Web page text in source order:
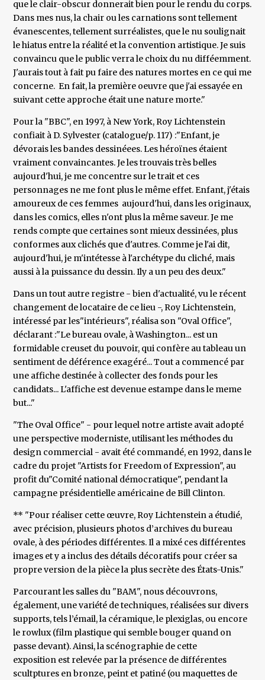
que le clair-obscur donnerait bien pour le rendu du corps.
Dans mes nus, la chair ou les carnations sont tellement
évanescentes, tellement surréalistes, que le nu soulignait
le hiatus entre la réalité et la convention artistique. Je suis
convaincu que le public verra le choix du nu difféemment.
J'aurais tout à fait pu faire des natures mortes en ce qui me
concerne. En fait, la première oeuvre que j'ai essayée en
suivant cette approche était une nature morte."
Pour la "BBC", en 1997, à New York, Roy Lichtenstein
confiait à D. Sylvester (catalogue/p. 117) :"Enfant, je
dévorais les bandes dessinéees. Les héroïnes étaient
vraiment convaincantes. Je les trouvais très belles
aujourd'hui, je me concentre sur le trait et ces
personnages ne me font plus le même effet. Enfant, j'étais
amoureux de ces femmes aujourd'hui, dans les originaux,
dans les comics, elles n'ont plus la même saveur. Je me
rends compte que certaines sont mieux dessinées, plus
conformes aux clichés que d'autres. Comme je l'ai dit,
aujourd'hui, je m'intétesse à l'archétype du cliché, mais
aussi à la puissance du dessin. Ily a un peu des deux."
Dans un tout autre registre - bien d'actualité, vu le récent
changement de locataire de ce lieu -, Roy Lichtenstein,
intéressé par les"intérieurs", réalisa son "Oval Office",
déclarant :"Le bureau ovale, à Washington... est un
formidable creuset du pouvoir, qui confère au tableau un
sentiment de déférence exagéré... Tout a commencé par
une affiche destinée à collecter des fonds pour les
candidats... L'affiche est devenue estampe dans le meme
but..."
"The Oval Office" - pour lequel notre artiste avait adopté
une perspective moderniste, utilisant les méthodes du
design commercial - avait été commandé, en 1992, dans le
cadre du projet "Artists for Freedom of Expression", au
profit du"Comité national démocratique", pendant la
campagne présidentielle américaine de Bill Clinton.
** "Pour réaliser cette œuvre, Roy Lichtenstein a étudié,
avec précision, plusieurs photos d’archives du bureau
ovale, à des périodes différentes. Il a mixé ces différentes
images et y a inclus des détails décoratifs pour créer sa
propre version de la pièce la plus secrète des États-Unis."
Parcourant les salles du "BAM", nous découvrons,
également, une variété de techniques, réalisées sur divers
supports, tels l’émail, la céramique, le plexiglas, ou encore
le rowlux (film plastique qui semble bouger quand on
passe devant). Ainsi, la scénographie de cette
exposition est relevée par la présence de différentes
scultptures en bronze, peint et patiné (ou maquettes de